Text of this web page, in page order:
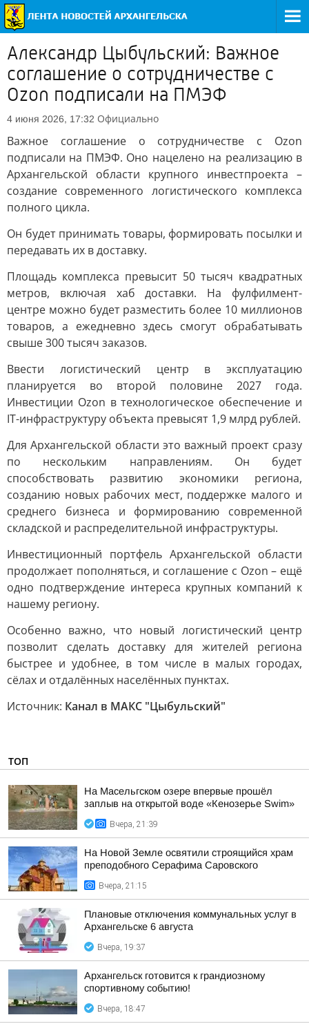
Александр Цыбульский: Важное
соглашение о сотрудничестве с
Ozon подписали на ПМЭФ
4 июня 2026, 17:32 Официально
Важное соглашение о сотрудничестве с Ozon
подписали на ПМЭФ. Оно нацелено на реализацию в
Архангельской области крупного инвестпроекта –
создание современного логистического комплекса
полного цикла.
Он будет принимать товары, формировать посылки и
передавать их в доставку.
Площадь комплекса превысит 50 тысяч квадратных
метров, включая хаб доставки. На фулфилмент-
центре можно будет разместить более 10 миллионов
товаров, а ежедневно здесь смогут обрабатывать
свыше 300 тысяч заказов.
Ввести логистический центр в эксплуатацию
планируется во второй половине 2027 года.
Инвестиции Ozon в технологическое обеспечение и
IT-инфраструктуру объекта превысят 1,9 млрд рублей.
Для Архангельской области это важный проект сразу
по нескольким направлениям. Он будет
способствовать развитию экономики региона,
созданию новых рабочих мест, поддержке малого и
среднего бизнеса и формированию современной
складской и распределительной инфраструктуры.
Инвестиционный портфель Архангельской области
продолжает пополняться, и соглашение с Ozon – ещё
одно подтверждение интереса крупных компаний к
нашему региону.
Особенно важно, что новый логистический центр
позволит сделать доставку для жителей региона
быстрее и удобнее, в том числе в малых городах,
сёлах и отдалённых населённых пунктах.
Источник: Канал в МАКС "Цыбульский"
ТОП
На Масельгском озере впервые прошёл
заплыв на открытой воде «Кенозерье Swim»
Вчера, 21:39
На Новой Земле освятили строящийся храм
преподобного Серафима Саровского
Вчера, 21:15
Плановые отключения коммунальных услуг в
Архангельске 6 августа
Вчера, 19:37
Архангельск готовится к грандиозному
спортивному событию!
Вчера, 18:47